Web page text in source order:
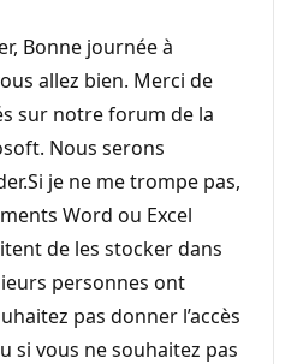
Bonne journée à
allez bien. Merci de
sur notre forum de la
Nous serons
je ne me trompe pas,
Word ou Excel
de les stocker dans
personnes ont
pas donner l’accès
si vous ne souhaitez pas